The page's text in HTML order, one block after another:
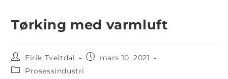
Tørking med varmluft
Eirik Tveitdal
mars 10, 2021
Prosessindustri